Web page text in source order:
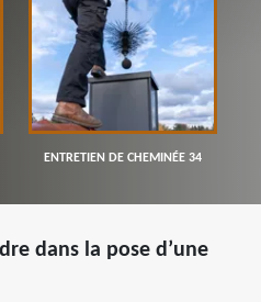
ENTRETIEN DE CHEMINÉE 34
dans la pose d’une